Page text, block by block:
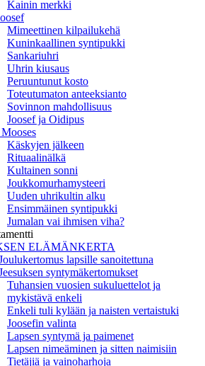
Kainin merkki
Mimeettinen kilpailukehä
Kuninkaallinen syntipukki
Sankariuhri
Uhrin kiusaus
Peruuntunut kosto
Toteutumaton anteeksianto
Sovinnon mahdollisuus
Joosef ja Oidipus
Käskyjen jälkeen
Rituaalinälkä
Kultainen sonni
Joukkomurhamysteeri
Uuden uhrikultin alku
Ensimmäinen syntipukki
Jumalan vai ihmisen viha?
ELÄMÄNKERTA
lapsille sanoitettuna
syntymäkertomukset
Tuhansien vuosien sukuluettelot ja
mykistävä enkeli
Enkeli tuli kylään ja naisten vertaistuki
Joosefin valinta
Lapsen syntymä ja paimenet
Lapsen nimeäminen ja sitten naimisiin
Tietäjiä ja vainoharhoja